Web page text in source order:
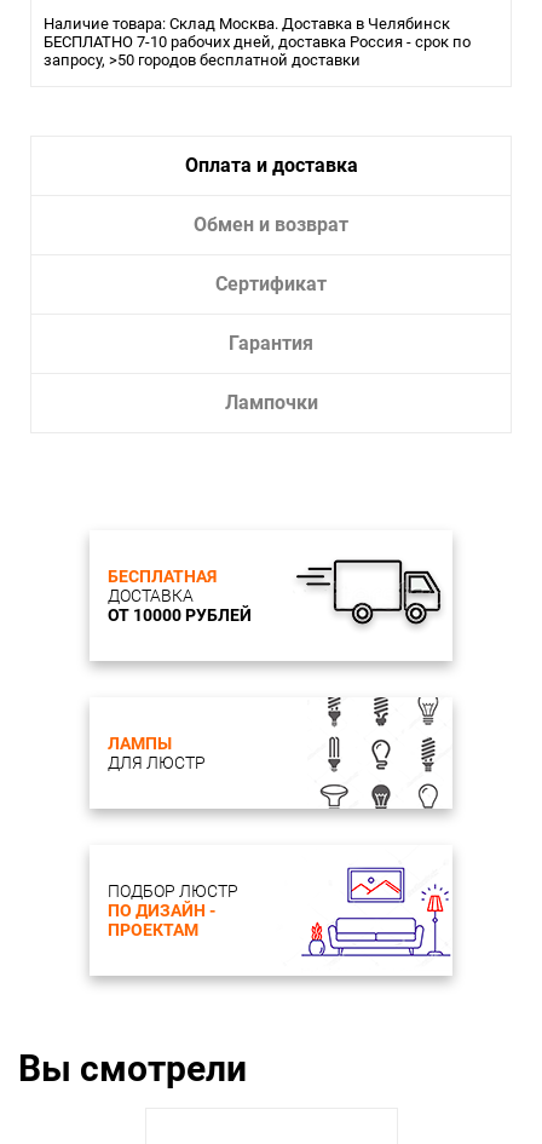
Наличие товара: Склад Москва. Доставка в Челябинск
БЕСПЛАТНО 7-10 рабочих дней, доставка Россия - срок по
запросу, >50 городов бесплатной доставки
Оплата и доставка
Обмен и возврат
Сертификат
Гарантия
Лампочки
БЕСПЛАТНАЯ
ДОСТАВКА
ОТ 10000 РУБЛЕЙ
ЛАМПЫ
ДЛЯ ЛЮСТР
ПОДБОР ЛЮСТР
ПО ДИЗАЙН -
ПРОЕКТАМ
Вы смотрели